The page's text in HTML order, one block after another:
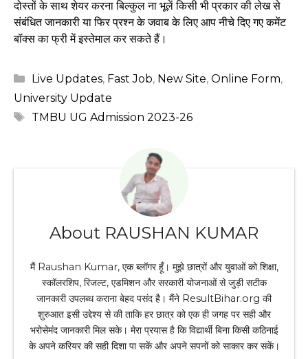
दोस्तों के साथ शेयर करना बिल्कुल ना भूलें किसी भी प्रकार की लेख से
संबंधित जानकारी या फिर प्रश्न के जवाब के लिए आप नीचे दिए गए कमेंट
बॉक्स का फ्री में इस्तेमाल कर सकते हैं।
Categories
Live Updates, Fast Job, New Site, Online Form,
University Update
Tags
TMBU UG Admission 2023-26
About RAUSHAN KUMAR
मैं Raushan Kumar, एक ब्लॉगर हूँ। मुझे छात्रों और युवाओं को शिक्षा,
स्कॉलरशिप, रिजल्ट, एडमिशन और सरकारी योजनाओं से जुड़ी सटीक
जानकारी उपलब्ध कराना बेहद पसंद है। मैंने ResultBihar.org की
शुरुआत इसी उद्देश्य से की ताकि हर छात्र को एक ही जगह पर सही और
भरोसेमंद जानकारी मिल सके। मेरा प्रयास है कि विद्यार्थी बिना किसी कठिनाई
के अपने करियर की सही दिशा पा सकें और अपने सपनों को साकार कर सकें।